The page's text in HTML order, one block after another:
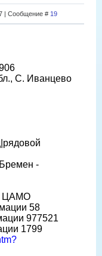
| Сообщение # 19
С. Иванцево
-
ЦАМО
58
977521
1799